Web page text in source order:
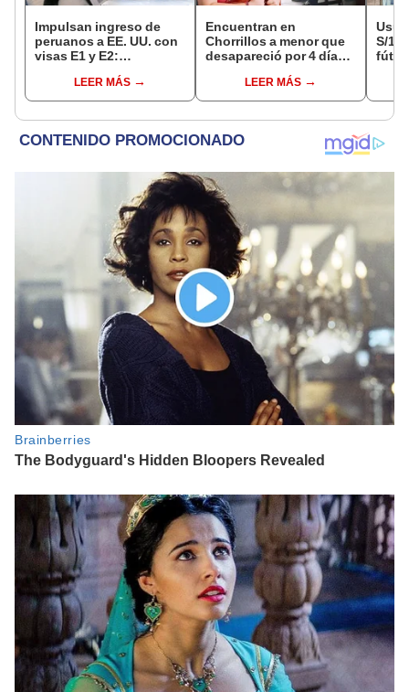
Impulsan ingreso de
peruanos a EE. UU. con
visas E1 y E2:
pymes serían los más
beneficiados
LEER MÁS
Encuentran en
Chorrillos a menor que
desapareció por 4 días
sujeto que conoció en
Roblox: PNP busca al
LEER MÁS
S/